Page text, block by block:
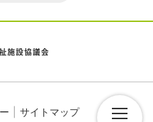
サイトマップ